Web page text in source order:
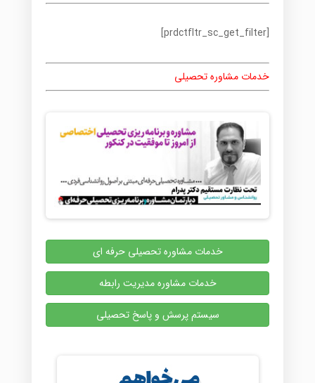
[prdctfltr_sc_get_filter]
خدمات مشاوره تحصیلی
خدمات مشاوره تحصیلی حرفه ای
خدمات مشاوره مدیریت رابطه
سیستم پرسش و پاسخ تحصیلی